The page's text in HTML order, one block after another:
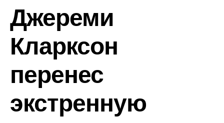
Джереми
Кларксон
перенес
экстренную